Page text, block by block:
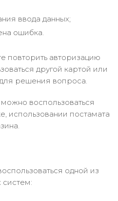
ввода данных;
ошибка.
повторить авторизацию
другой картой или
решения вопроса.
воспользоваться
использовании постамата
одной из
систем: